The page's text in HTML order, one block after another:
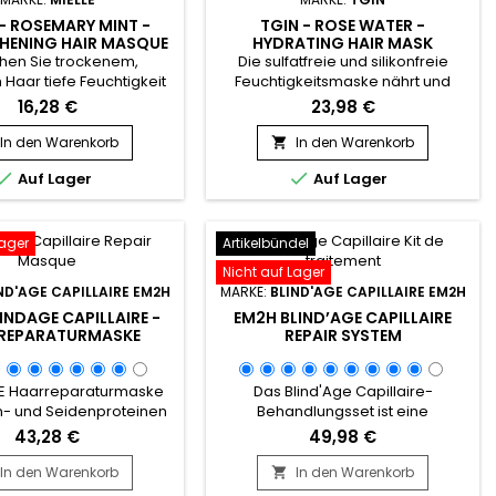
ROSEMARY MINT -
HAIR MASQUE
Sie trockenem,
tiefe Feuchtigkeit
regenerierenden
!&nbsp;• Hergestellt
zertifizierten Bio-
Mit Biotin für das
Sie die
Mielle Organics zu
hinzu! Diese
Formel bietet
tiefe...
16,28 €
In den Warenkorb
Auf Lager
TGIN - ROSE WATER -
HYDRATING HAIR MASK
Die sulfatfreie und silikonfreie
Feuchtigkeitsmaske nährt und
repariert gründlich. Die Tgin Rose
Water Hydrating Hair Mask
verbessert die Elastizität, begrenzt
das Auftreten von Spliss und
strukturiert die Außenseite der
Haarfaser neu, während sie dem
Geschmeidigkeit und Volumen
verleiht.Die
feuchtigkeitsspendende Maske
enthält...
23,98 €
 In den Warenkorb
 Auf Lager
CAPILLAIRE EM2H
CAPILLAIRE -
Haarreparaturmaske
und Seidenproteinen
Anti-Bruch, Blind'Age
von EM2H repariert
geschädigtes und
Haar, verleiht
43,28 €
In den Warenkorb
Artikelbündel
Nicht auf Lager
MARKE: BLIND'AGE CAPILLAIRE EM2H
EM2H BLIND’AGE CAPILLAIRE
REPAIR SYSTEM
Das Blind'Age Capillaire-
Behandlungsset ist eine
umfassende Haarpflege und
besteht aus einem klärenden
Shampoo, das Ihr Haar gründlich
reinigt und auf die Behandlung
49,98 €
 In den Warenkorb